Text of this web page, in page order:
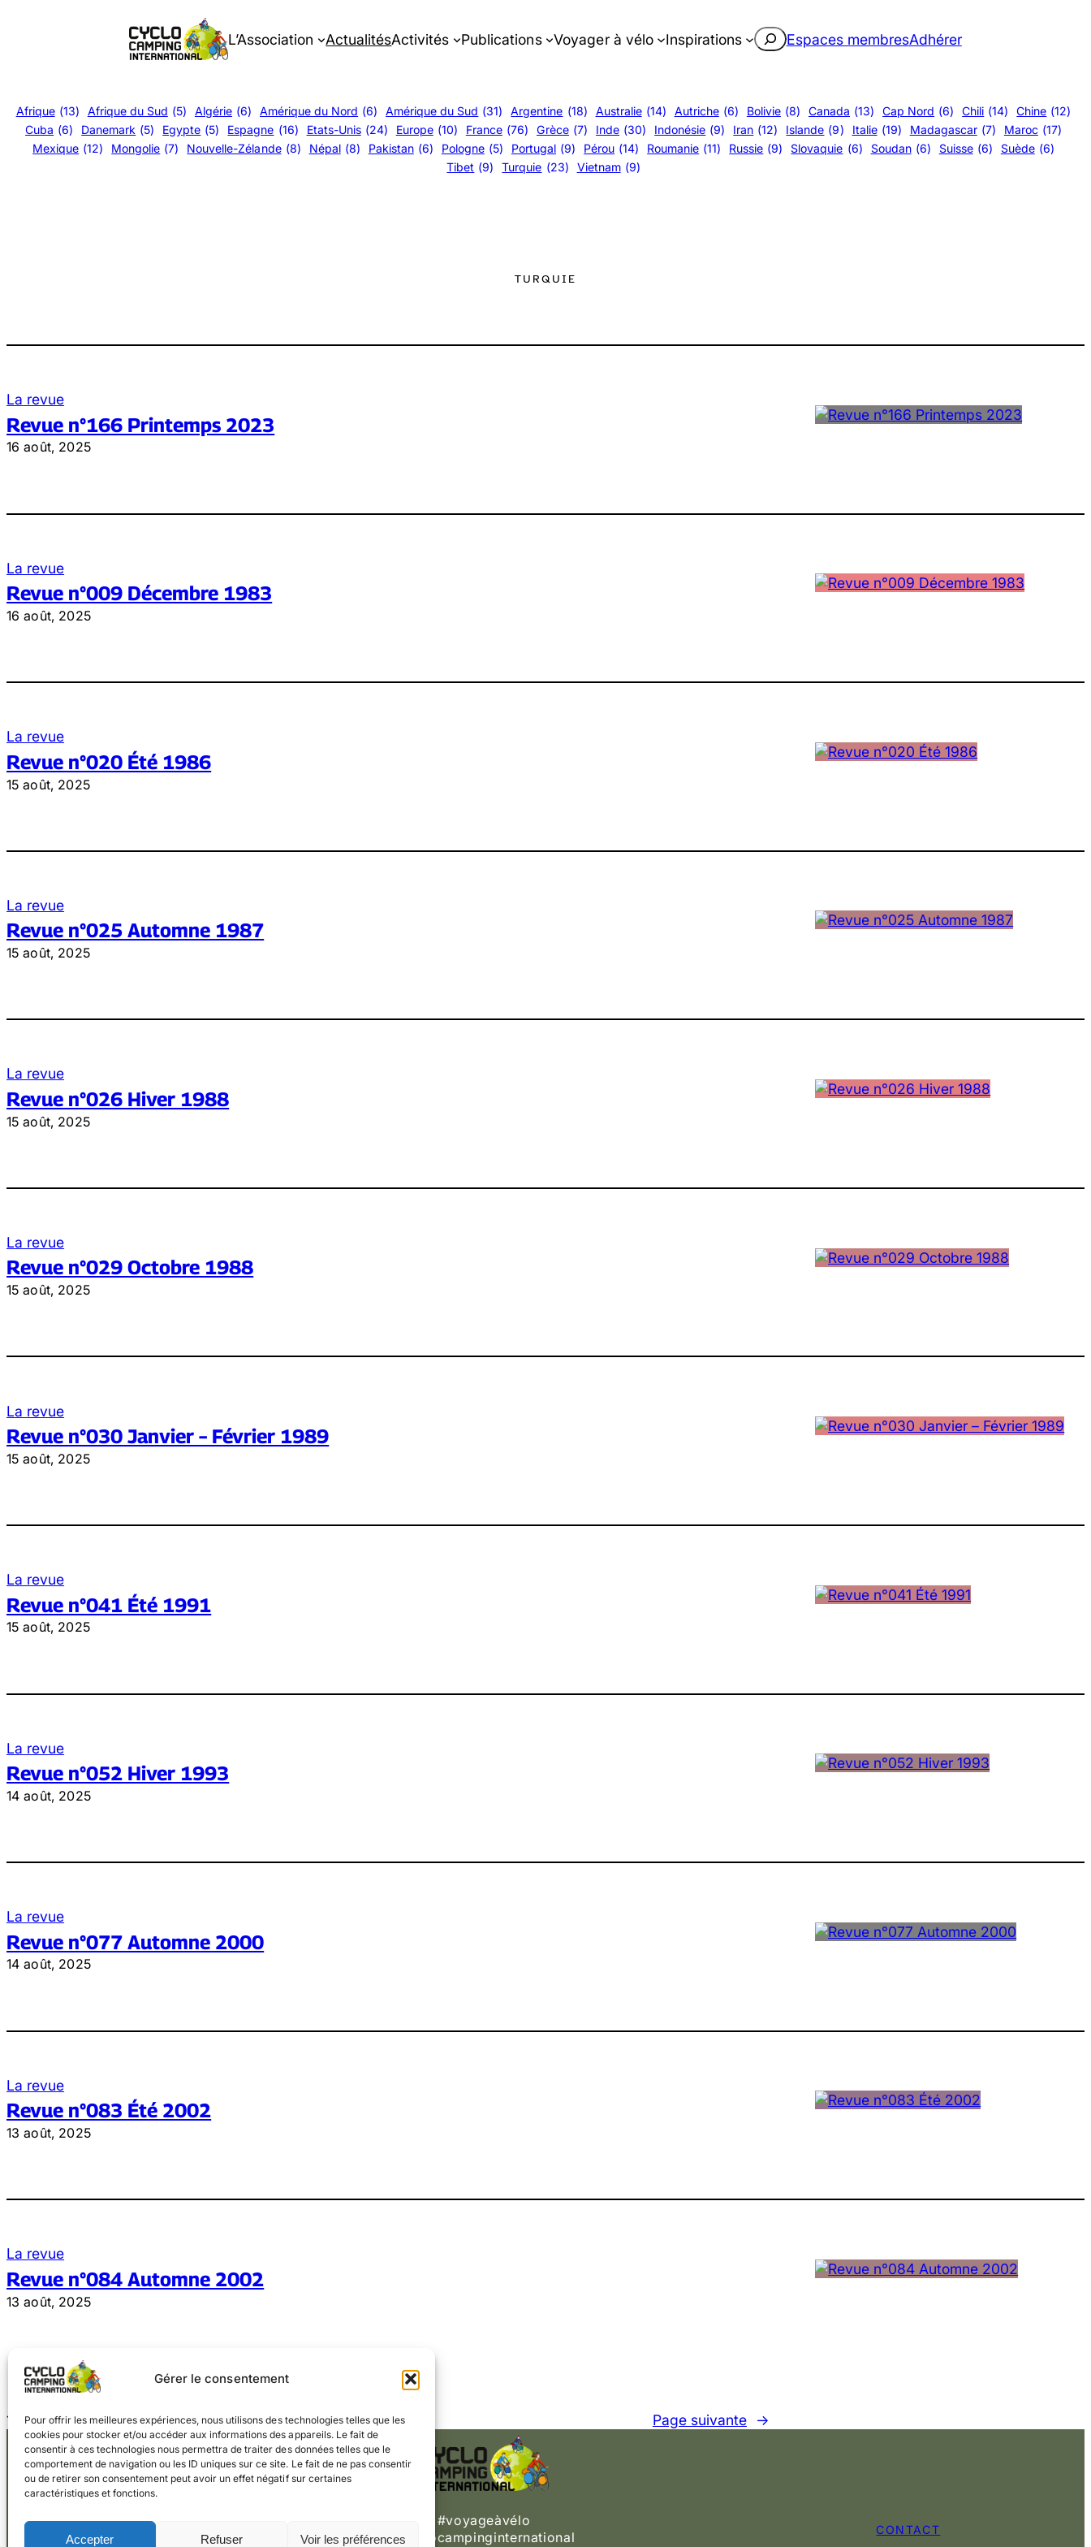
Gérer le consentement
Pour offrir les meilleures expériences, nous utilisons des technologies telles que les
cookies pour stocker et/ou accéder aux informations des appareils. Le fait de
consentir à ces technologies nous permettra de traiter des données telles que le
comportement de navigation ou les ID uniques sur ce site. Le fait de ne pas consentir
ou de retirer son consentement peut avoir un effet négatif sur certaines
caractéristiques et fonctions.
Accepter Refuser Voir les préférences
L’Association ActualitésActivités Publications Voyager à vélo Inspirations Rechercher
Espaces membresAdhérer
Afrique (13) Afrique du Sud (5) Algérie (6) Amérique du Nord (6) Amérique du Sud (31) Argentine (18) Australie (14) Autriche (6) Bolivie (8) Canada (13) Cap Nord (6) Chili (14) Chine (12)
Cuba (6) Danemark (5) Egypte (5) Espagne (16) Etats-Unis (24) Europe (10) France (76) Grèce (7) Inde (30) Indonésie (9) Iran (12) Islande (9) Italie (19) Madagascar (7) Maroc (17)
Mexique (12) Mongolie (7) Nouvelle-Zélande (8) Népal (8) Pakistan (6) Pologne (5) Portugal (9) Pérou (14) Roumanie (11) Russie (9) Slovaquie (6) Soudan (6) Suisse (6) Suède (6)
Tibet (9) Turquie (23) Vietnam (9)
TURQUIE
La revue
Revue n°166 Printemps 2023
16 août, 2025
La revue
Revue n°009 Décembre 1983
16 août, 2025
La revue
Revue n°020 Été 1986
15 août, 2025
La revue
Revue n°025 Automne 1987
15 août, 2025
La revue
Revue n°026 Hiver 1988
15 août, 2025
La revue
Revue n°029 Octobre 1988
15 août, 2025
La revue
Revue n°030 Janvier – Février 1989
15 août, 2025
La revue
Revue n°041 Été 1991
15 août, 2025
La revue
Revue n°052 Hiver 1993
14 août, 2025
La revue
Revue n°077 Automne 2000
14 août, 2025
La revue
Revue n°083 Été 2002
13 août, 2025
La revue
Revue n°084 Automne 2002
13 août, 2025
1 2 Page suivante →
Facebook Instagram
#voyageàvélo
#cyclocampinginternational
CONTACT